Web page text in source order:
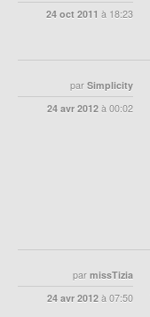
24 oct 2011 à 18:23
par Simplicity
24 avr 2012 à 00:02
par missTizia
24 avr 2012 à 07:50